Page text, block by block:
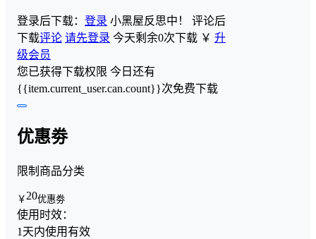
登录后下载： 登录 小黑屋反思中！ 评论后
下载评论 请先登录 今天剩余0次下载 ￥ 升
级会员
您已获得下载权限 今日还有
{{item.current_user.can.count}}次免费下载
优惠劵
限制商品分类
￥ 20优惠劵
使用时效：
1天内使用有效